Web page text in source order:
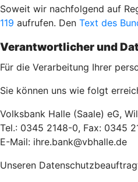
Soweit wir nachfolgend auf
119 aufrufen. Den Text des
Verantwortlicher und
Für die Verarbeitung Ihrer
Sie können uns wie folgt
Volksbank Halle (Saale) eG,
Tel.: 0345 2148-0, Fax: 0345
E-Mail: ihre.bank@vbhalle.de
Unseren